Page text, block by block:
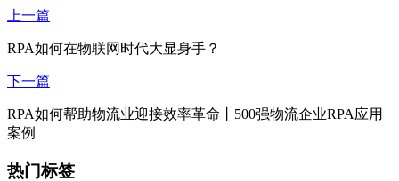
上一篇
RPA如何在物联网时代大显身手？
下一篇
RPA如何帮助物流业迎接效率革命丨500强物流企业RPA应用
案例
热门标签